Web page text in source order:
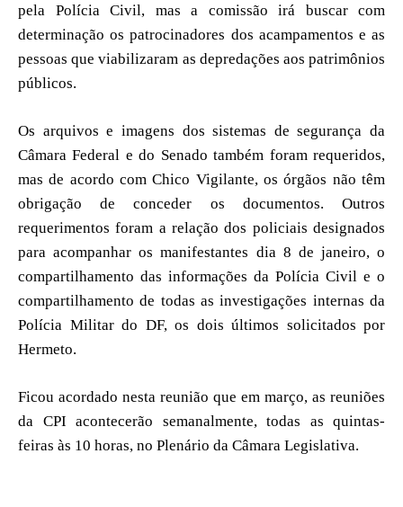
pela Polícia Civil, mas a comissão irá buscar com
determinação os patrocinadores dos acampamentos e as
pessoas que viabilizaram as depredações aos patrimônios
públicos.
Os arquivos e imagens dos sistemas de segurança da
Câmara Federal e do Senado também foram requeridos,
mas de acordo com Chico Vigilante, os órgãos não têm
obrigação de conceder os documentos. Outros
requerimentos foram a relação dos policiais designados
para acompanhar os manifestantes dia 8 de janeiro, o
compartilhamento das informações da Polícia Civil e o
compartilhamento de todas as investigações internas da
Polícia Militar do DF, os dois últimos solicitados por
Hermeto.
Ficou acordado nesta reunião que em março, as reuniões
da CPI acontecerão semanalmente, todas as quintas-
feiras às 10 horas, no Plenário da Câmara Legislativa.